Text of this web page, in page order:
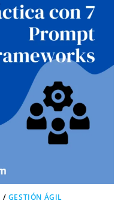
/ GESTIÓN ÁGIL